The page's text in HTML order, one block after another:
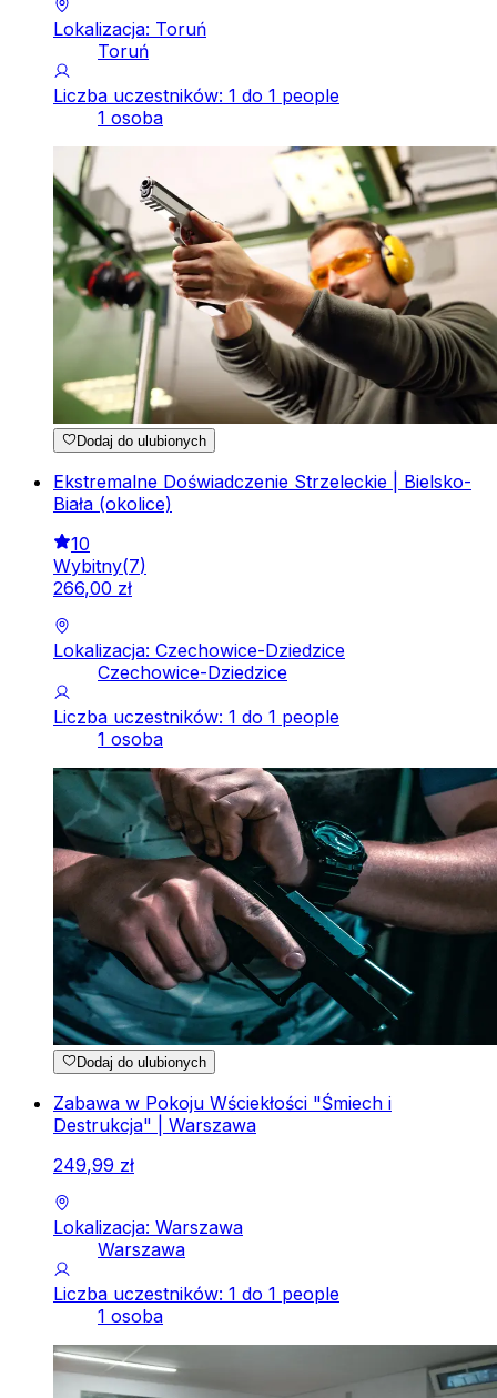
Lokalizacja: Toruń
Toruń
Liczba uczestników: 1 do 1 people
1 osoba
Dodaj do ulubionych
Ekstremalne Doświadczenie Strzeleckie | Bielsko-
Biała (okolice)
10
Wybitny(7)
266,00 zł
Lokalizacja: Czechowice-Dziedzice
Czechowice-Dziedzice
Liczba uczestników: 1 do 1 people
1 osoba
Dodaj do ulubionych
Zabawa w Pokoju Wściekłości "Śmiech i
Destrukcja" | Warszawa
249,99 zł
Lokalizacja: Warszawa
Warszawa
Liczba uczestników: 1 do 1 people
1 osoba